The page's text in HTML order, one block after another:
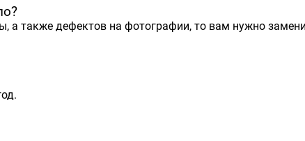
а также дефектов на фотографии, то вам нужно